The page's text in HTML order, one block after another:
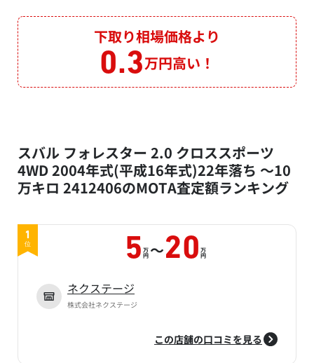
下取り相場価格より
0.3万円高い！
スバル フォレスター 2.0 クロススポーツ
4WD 2004年式(平成16年式)22年落ち ～10
万キロ 2412406のMOTA査定額ランキング
1
位 5 万
円 ～20 万
円
ネクステージ
株式会社ネクステージ
この店舗の口コミを見る